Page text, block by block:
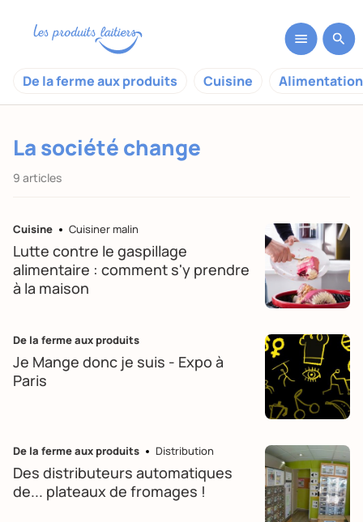
De la ferme aux produits Cuisine
La société change
9 articles
Cuisine Cuisiner malin
Lutte contre le gaspillage
alimentaire : comment s'y prendre
à la maison
De la ferme aux produits
Je Mange donc je suis - Expo à
Paris
De la ferme aux produits Distribution
Des distributeurs automatiques
de... plateaux de fromages !